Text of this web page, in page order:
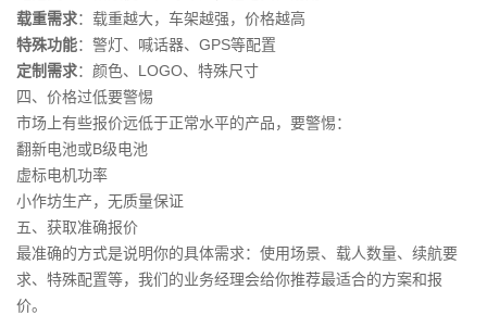
载重需求：载重越大，车架越强，价格越高
特殊功能：警灯、喊话器、GPS等配置
定制需求：颜色、LOGO、特殊尺寸
四、价格过低要警惕
市场上有些报价远低于正常水平的产品，要警惕：
翻新电池或B级电池
虚标电机功率
小作坊生产，无质量保证
五、获取准确报价
最准确的方式是说明你的具体需求：使用场景、载人数量、续航要
求、特殊配置等，我们的业务经理会给你推荐最适合的方案和报
价。